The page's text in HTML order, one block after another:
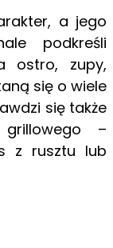
a jego
podkreśli
ostro, zupy,
się o wiele
się także
–
z rusztu lub